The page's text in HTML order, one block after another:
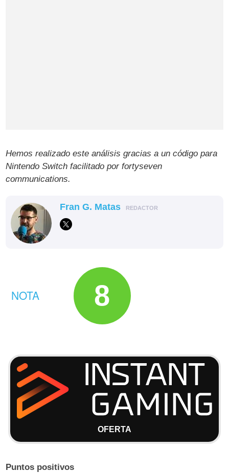
Hemos realizado este análisis gracias a un código para
Nintendo Switch facilitado por fortyseven
communications.
Fran G. Matas REDACTOR
NOTA 8
OFERTA
Puntos positivos